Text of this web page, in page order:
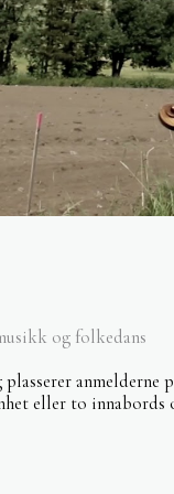
og folkedans
eller to